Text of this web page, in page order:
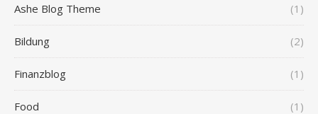
Ashe Blog Theme (1)
Bildung (2)
Finanzblog (1)
Food (1)